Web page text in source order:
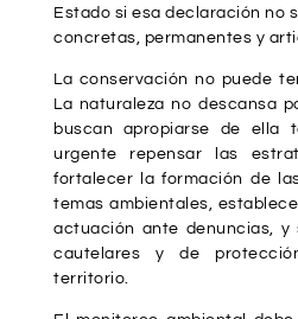
Estado si esa declaración no
concretas, permanentes y
La conservación no puede
La naturaleza no descansa
buscan apropiarse de ella
urgente repensar las
fortalecer la formación de
temas ambientales,
actuación ante denuncias, y
cautelares y de
territorio.